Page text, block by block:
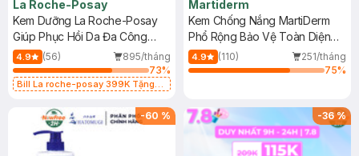
La Roche-Posay
Kem Dưỡng La Roche-Posay
Giúp Phục Hồi Da Đa Công
Dụng 40ml
4.9 (56)
895/tháng
73%
Bill La roche-posay 399K Tặng
(SL có hạn)
Martiderm
Kem Chống Nắng MartiDerm
Phổ Rộng Bảo Vệ Toàn Diện
40ml
4.9 (110)
251/tháng
75%
-60 % -36%